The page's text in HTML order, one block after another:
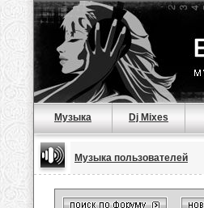
Музыка Dj Mixes
Музыка пользователей